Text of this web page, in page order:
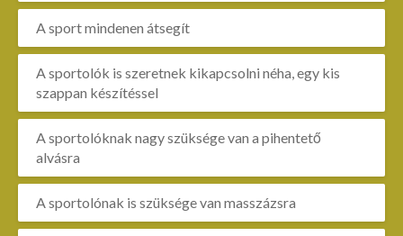
A sport mindenen átsegít
A sportolók is szeretnek kikapcsolni néha, egy kis
szappan készítéssel
A sportolóknak nagy szüksége van a pihentető
alvásra
A sportolónak is szüksége van masszázsra